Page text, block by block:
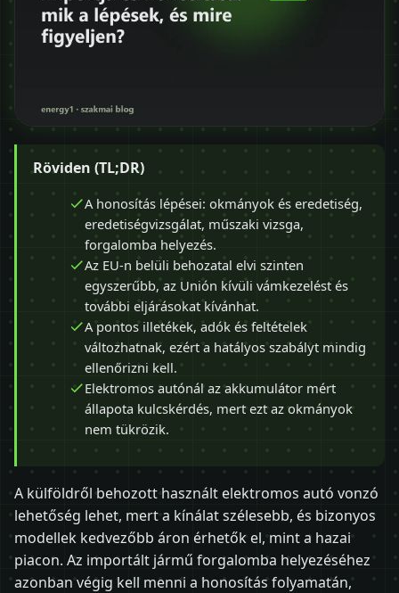
Röviden (TL;DR)
A honosítás lépései: okmányok és eredetiség,
eredetiségvizsgálat, műszaki vizsga,
forgalomba helyezés.
Az EU-n belüli behozatal elvi szinten
egyszerűbb, az Unión kívüli vámkezelést és
további eljárásokat kívánhat.
A pontos illetékek, adók és feltételek
változhatnak, ezért a hatályos szabályt mindig
ellenőrizni kell.
Elektromos autónál az akkumulátor mért
állapota kulcskérdés, mert ezt az okmányok
nem tükrözik.
A külföldről behozott használt elektromos autó vonzó
lehetőség lehet, mert a kínálat szélesebb, és bizonyos
modellek kedvezőbb áron érhetők el, mint a hazai
piacon. Az importált jármű forgalomba helyezéséhez
azonban végig kell menni a honosítás folyamatán,